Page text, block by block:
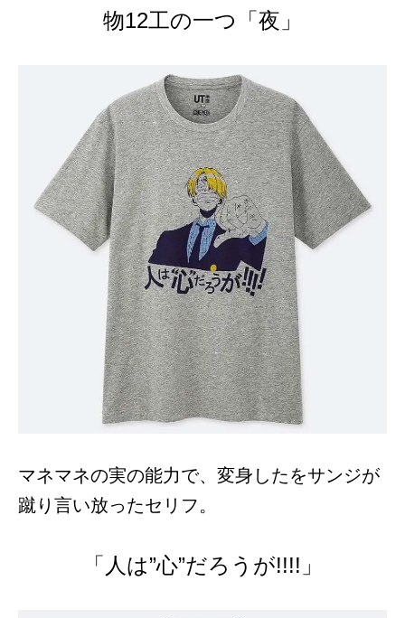
物12工の一つ「夜」
マネマネの実の能力で、変身したをサンジが
蹴り言い放ったセリフ。
「人は”心”だろうが!!!!」